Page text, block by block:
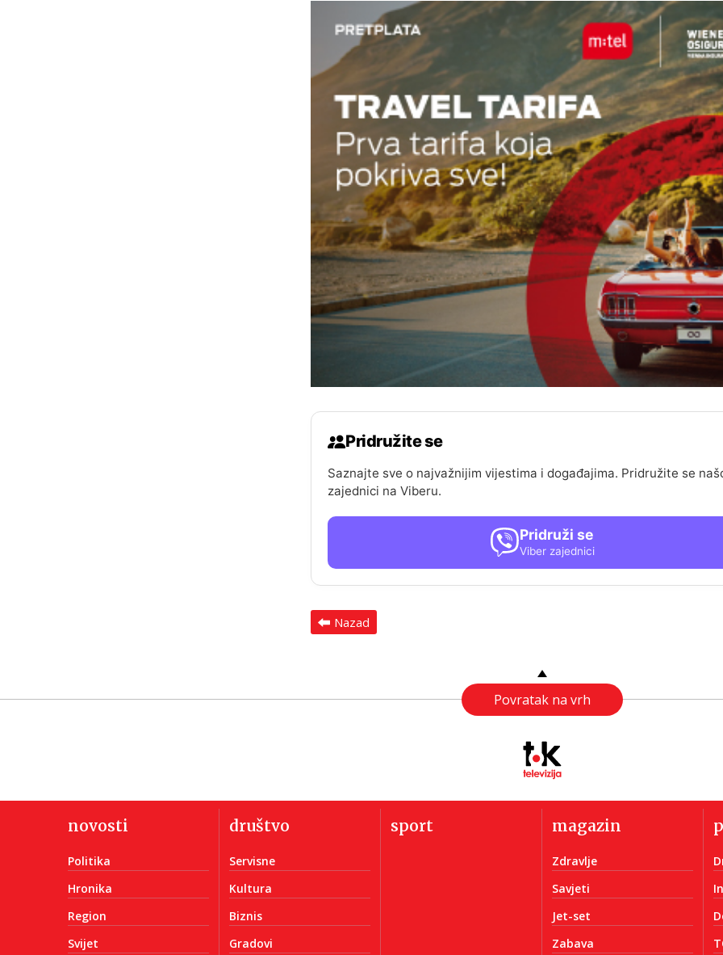
Pridružite se
Saznajte sve o najvažnijim vijestima i događajima. Pridružite se
zajednici na Viberu.
Pridruži se
Viber zajednici
Nazad
Povratak na vrh
novosti
Politika
Hronika
Region
Svijet
društvo
Servisne
Kultura
Biznis
Gradovi
sport magazin
Zdravlje
Savjeti
Jet-set
Zabava